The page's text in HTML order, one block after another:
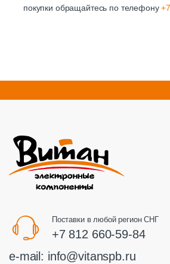
покупки обращайтесь по телефону
Поставки в любой регион СНГ
+7 812 660-59-84
e-mail: info@vitanspb.ru